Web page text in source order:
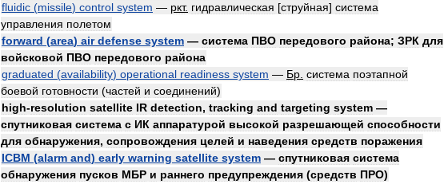
fluidic (missile) control system — ркт. гидравлическая [струйная] система
управления полетом
forward (area) air defense system — система ПВО передового района; ЗРК для
войсковой ПВО передового района
graduated (availability) operational readiness system — Бр система поэтапной
боевой готовности (частей и соединений)
high-resolution satellite IR detection, tracking and targeting system —
спутниковая система с ИК аппаратурой высокой разрешающей способности
для обнаружения, сопровождения целей и наведения средств поражения
ICBM (alarm and) early warning satellite system — спутниковая система
обнаружения пусков МБР и раннего предупреждения (средств ПРО)